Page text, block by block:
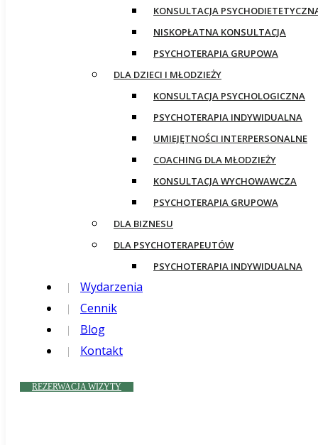
KONSULTACJA
NISKOPŁATNA KONSULTACJA
PSYCHOTERAPIA GRUPOWA
DLA DZIECI I MŁODZIEŻY
KONSULTACJA PSYCHOLOGICZNA
PSYCHOTERAPIA INDYWIDUALNA
UMIEJĘTNOŚCI INTERPERSONALNE
COACHING DLA MŁODZIEŻY
KONSULTACJA WYCHOWAWCZA
PSYCHOTERAPIA GRUPOWA
DLA BIZNESU
DLA PSYCHOTERAPEUTÓW
PSYCHOTERAPIA INDYWIDUALNA
Wydarzenia
Cennik
Blog
Kontakt
REZERWACJA WIZYTY